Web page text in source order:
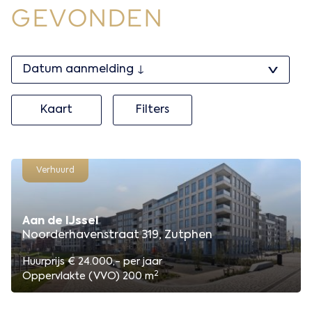
GEVONDEN
Kaart Filters
Verhuurd
Aan de IJssel
Noorderhavenstraat 319, Zutphen
Huurprijs € 24.000,- per jaar
Oppervlakte (VVO) 200 m2